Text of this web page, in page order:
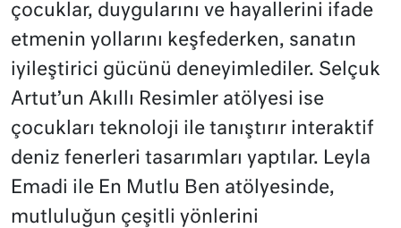
çocuklar, duygularını ve hayallerini ifade
etmenin yollarını keşfederken, sanatın
iyileştirici gücünü deneyimlediler. Selçuk
Artut’un Akıllı Resimler atölyesi ise
çocukları teknoloji ile tanıştırır interaktif
deniz fenerleri tasarımları yaptılar. Leyla
Emadi ile En Mutlu Ben atölyesinde,
mutluluğun çeşitli yönlerini